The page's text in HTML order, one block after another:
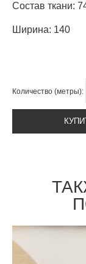
Состав ткани:
Ширина: 140
Количество (метры):